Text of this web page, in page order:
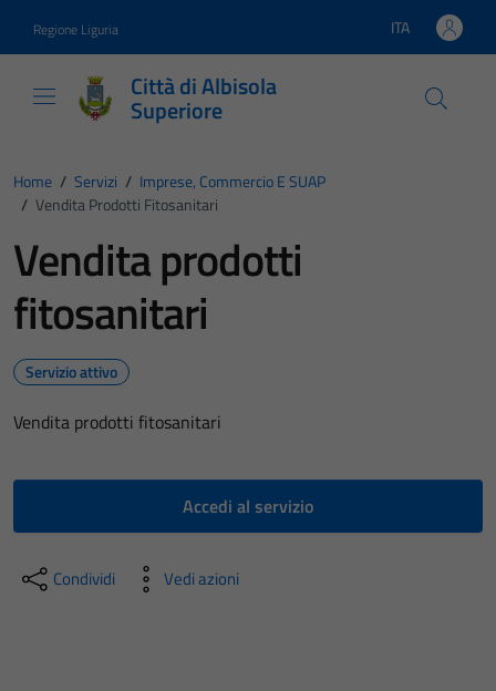
Regione Liguria Lingua attiva:
ITA
Città di Albisola
Superiore
Home / Servizi / Imprese, Commercio E SUAP
/ Vendita Prodotti Fitosanitari
Vendita prodotti
fitosanitari
Servizio attivo
Vendita prodotti fitosanitari
Accedi al servizio
Condividi Vedi azioni